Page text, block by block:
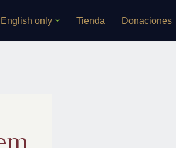
English only Tienda Donaciones